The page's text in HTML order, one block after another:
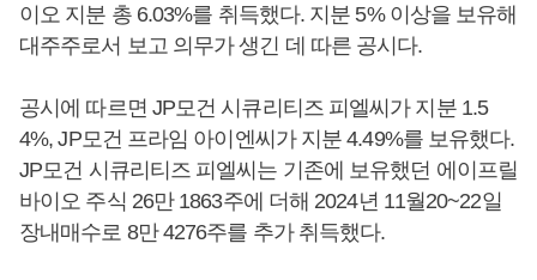
이오 지분 총 6.03%를 취득했다. 지분 5% 이상을 보유해
대주주로서 보고 의무가 생긴 데 따른 공시다.
공시에 따르면 JP모건 시큐리티즈 피엘씨가 지분 1.5
4%, JP모건 프라임 아이엔씨가 지분 4.49%를 보유했다.
JP모건 시큐리티즈 피엘씨는 기존에 보유했던 에이프릴
바이오 주식 26만 1863주에 더해 2024년 11월20~22일
장내매수로 8만 4276주를 추가 취득했다.